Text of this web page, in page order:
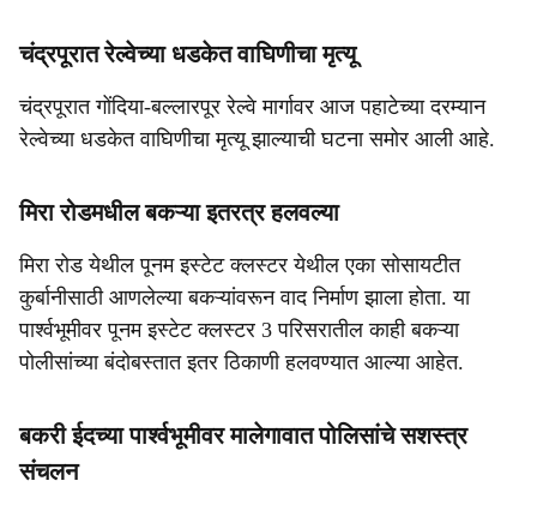
चंद्रपूरात रेल्वेच्या धडकेत वाघिणीचा मृत्यू
चंद्रपूरात गोंदिया-बल्लारपूर रेल्वे मार्गावर आज पहाटेच्या दरम्यान
रेल्वेच्या धडकेत वाघिणीचा मृत्यू झाल्याची घटना समोर आली आहे.
मिरा रोडमधील बकऱ्या इतरत्र हलवल्या
मिरा रोड येथील पूनम इस्टेट क्लस्टर येथील एका सोसायटीत
कुर्बानीसाठी आणलेल्या बकऱ्यांवरून वाद निर्माण झाला होता. या
पार्श्वभूमीवर पूनम इस्टेट क्लस्टर 3 परिसरातील काही बकऱ्या
पोलीसांच्या बंदोबस्तात इतर ठिकाणी हलवण्यात आल्या आहेत.
बकरी ईदच्या पार्श्वभूमीवर मालेगावात पोलिसांचे सशस्त्र
संचलन